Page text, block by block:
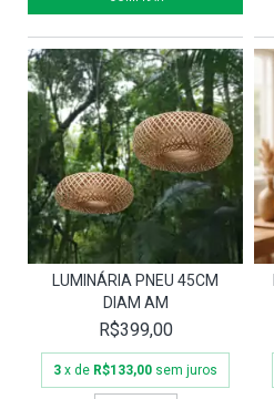
LUMINÁRIA PNEU 45CM
DIAM AM
R$399,00
3 x de R$133,00 sem juros